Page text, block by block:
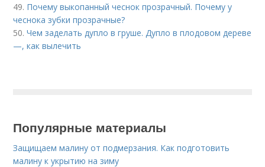
49. Почему выкопанный чеснок прозрачный. Почему у
чеснока зубки прозрачные?
50.Чем заделать дупло в груше. Дупло в плодовом дереве
—, как вылечить
Популярные материалы
Защищаем малину от подмерзания. Как подготовить
малину к укрытию на зиму